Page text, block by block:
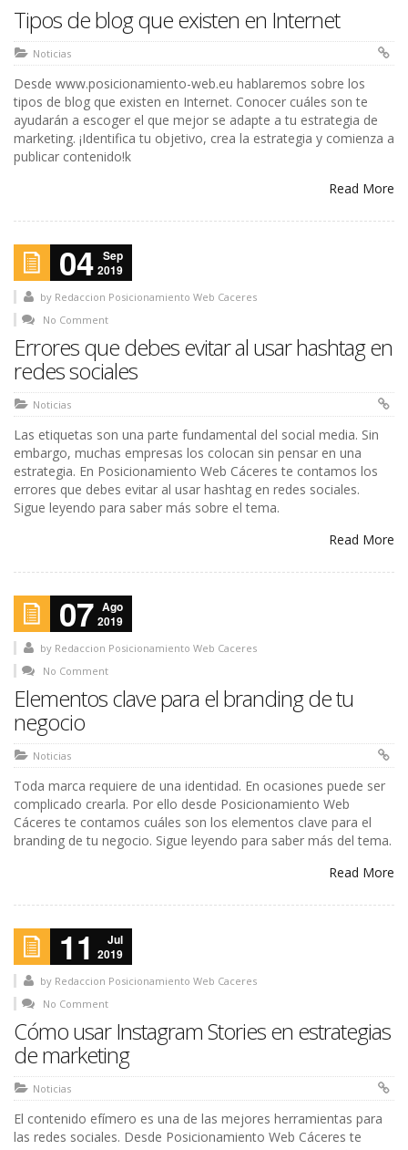
Tipos de blog que existen en Internet
Noticias
Desde www.posicionamiento-web.eu hablaremos sobre los
tipos de blog que existen en Internet. Conocer cuáles son te
ayudarán a escoger el que mejor se adapte a tu estrategia de
marketing. ¡Identifica tu objetivo, crea la estrategia y comienza a
publicar contenido!k
Read More
04 Sep
2019
by Redaccion Posicionamiento Web Caceres
No Comment
Errores que debes evitar al usar hashtag en
redes sociales
Noticias
Las etiquetas son una parte fundamental del social media. Sin
embargo, muchas empresas los colocan sin pensar en una
estrategia. En Posicionamiento Web Cáceres te contamos los
errores que debes evitar al usar hashtag en redes sociales.
Sigue leyendo para saber más sobre el tema.
Read More
07 Ago
2019
by Redaccion Posicionamiento Web Caceres
No Comment
Elementos clave para el branding de tu
negocio
Noticias
Toda marca requiere de una identidad. En ocasiones puede ser
complicado crearla. Por ello desde Posicionamiento Web
Cáceres te contamos cuáles son los elementos clave para el
branding de tu negocio. Sigue leyendo para saber más del tema.
Read More
11
Jul
2019
by Redaccion Posicionamiento Web Caceres
No Comment
Cómo usar Instagram Stories en estrategias
de marketing
Noticias
El contenido efímero es una de las mejores herramientas para
las redes sociales. Desde Posicionamiento Web Cáceres te